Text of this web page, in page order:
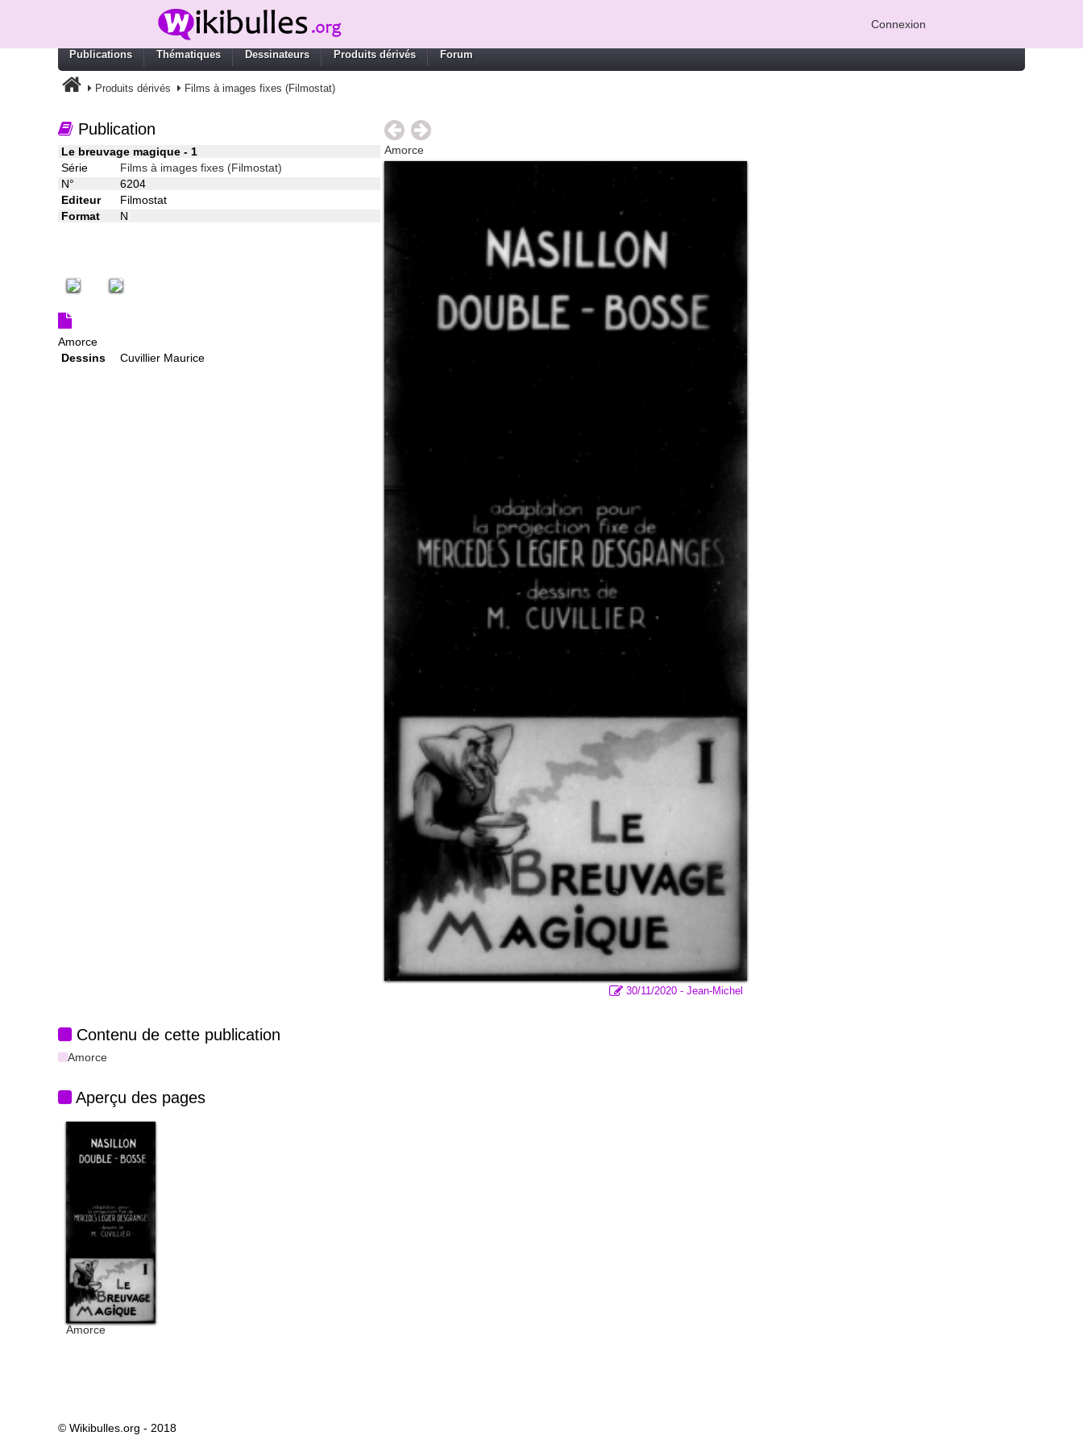
Connexion
Publications Thématiques Dessinateurs Produits dérivés Forum
Produits dérivés Films à images fixes (Filmostat)
Publication
Le breuvage magique - 1
Série
Films à images fixes (Filmostat)
N°
6204
Editeur
Filmostat
Format
N
Amorce
Dessins
Cuvillier Maurice
Amorce
30/11/2020 - Jean-Michel
Contenu de cette publication
Amorce
Aperçu des pages
Amorce
© Wikibulles.org - 2018